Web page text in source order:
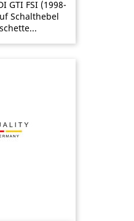
GTI FSI (1998-
Schalthebel